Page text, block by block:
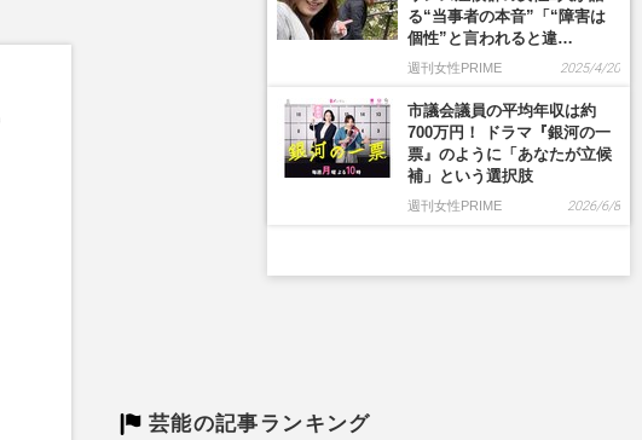
芸能の記事ランキング
る“当事者の本音”「“障害は
個性”と言われると違…
週刊女性PRIME 2025/4/20
市議会議員の平均年収は約
700万円！ ドラマ『銀河の一
票』のように「あなたが立候
補」という選択肢
週刊女性PRIME 2026/6/8